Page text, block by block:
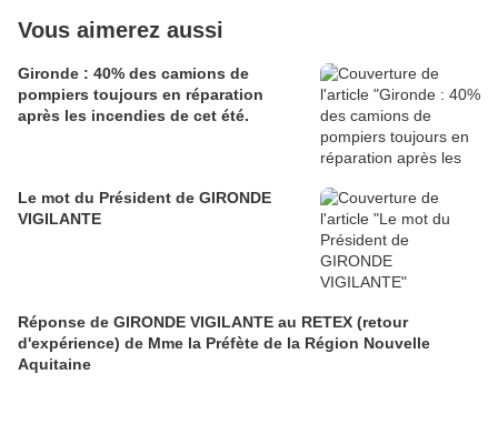
Vous aimerez aussi
Gironde : 40% des camions de
pompiers toujours en réparation
après les incendies de cet été.
Le mot du Président de GIRONDE
VIGILANTE
Réponse de GIRONDE VIGILANTE au RETEX (retour
d'expérience) de Mme la Préfète de la Région Nouvelle
Aquitaine